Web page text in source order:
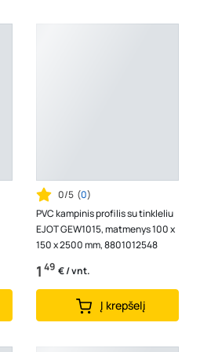
0/5 (0)
PVC kampinis profilis su tinkleliu
EJOT GEW1015, matmenys 100 x
150 x 2500 mm, 8801012548
1 49 € / vnt.
Į krepšelį